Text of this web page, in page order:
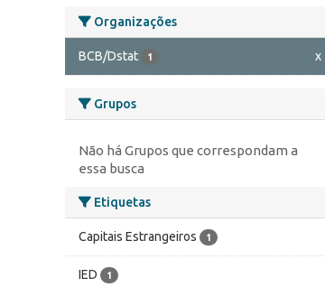
Organizações
BCB/Dstat 1 x
Grupos
Não há Grupos que correspondam a
essa busca
Etiquetas
Capitais Estrangeiros 1
IED 1